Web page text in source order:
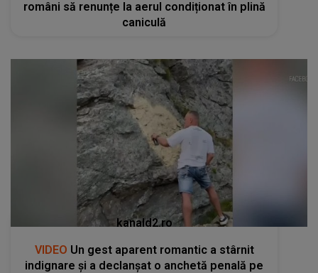
români să renunțe la aerul condiționat în plină
caniculă
kanald2.ro
VIDEO Un gest aparent romantic a stârnit
indignare și a declanșat o anchetă penală pe